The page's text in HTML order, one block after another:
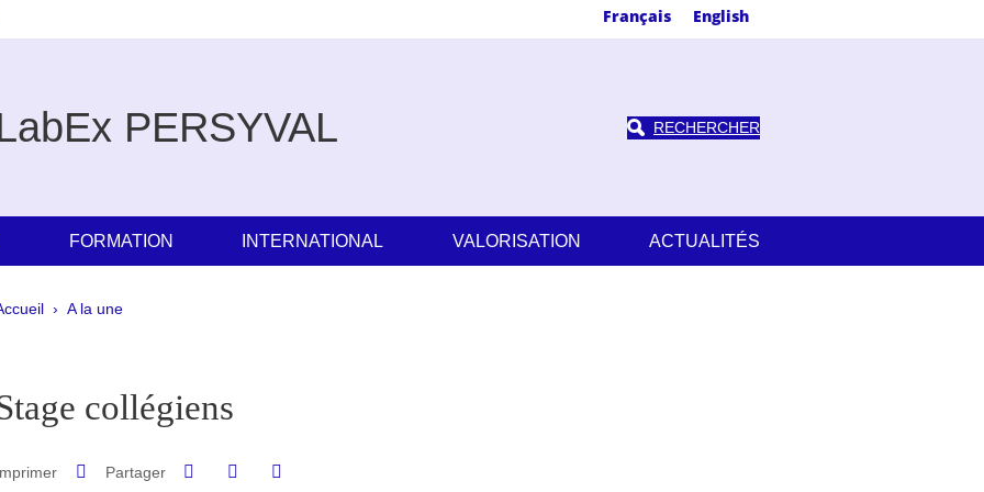
Français English
PERSYVAL RECHERCHER
FORMATION INTERNATIONAL VALORISATION ACTUALITÉS
d'Ariane
A la une
Sidebar
collégiens
Partager Partager sur Facebook
Partager sur LinkedIn